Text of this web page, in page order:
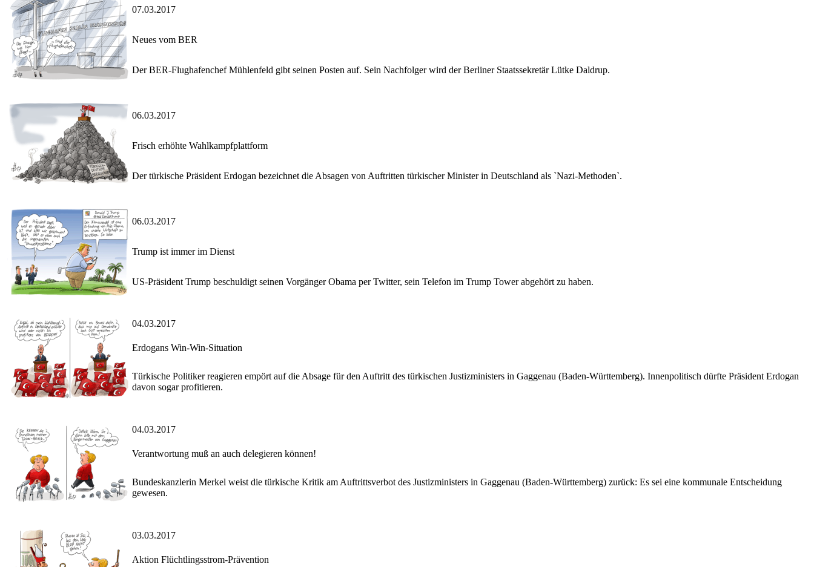
07.03.2017
Neues vom BER
Der BER-Flughafenchef Mühlenfeld gibt seinen Posten auf. Sein Nachfolger wird der Berliner Staatssekretär Lütke Daldrup.
06.03.2017
Frisch erhöhte Wahlkampfplattform
Der türkische Präsident Erdogan bezeichnet die Absagen von Auftritten türkischer Minister in Deutschland als `Nazi-Methoden`.
06.03.2017
Trump ist immer im Dienst
US-Präsident Trump beschuldigt seinen Vorgänger Obama per Twitter, sein Telefon im Trump Tower abgehört zu haben.
04.03.2017
Erdogans Win-Win-Situation
Türkische Politiker reagieren empört auf die Absage für den Auftritt des türkischen Justizministers in Gaggenau (Baden-Württemberg). Innenpolitisch dürfte Präsident Erdogan
davon sogar profitieren.
04.03.2017
Verantwortung muß an auch delegieren können!
Bundeskanzlerin Merkel weist die türkische Kritik am Auftrittsverbot des Justizministers in Gaggenau (Baden-Württemberg) zurück: Es sei eine kommunale Entscheidung
gewesen.
03.03.2017
Aktion Flüchtlingsstrom-Prävention